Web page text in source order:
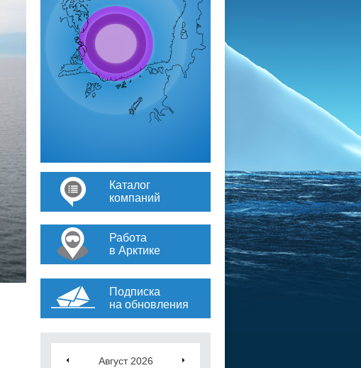
Каталог
компаний
Работа
в Арктике
Подписка
на обновления
Август 2026